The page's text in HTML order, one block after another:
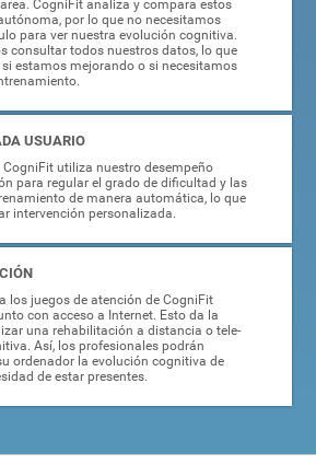
CogniFit analiza y compara estos
por lo que no necesitamos
para ver nuestra evolución cognitiva.
consultar todos nuestros datos, lo que
estamos mejorando o si necesitamos
USUARIO
CogniFit utiliza nuestro desempeño
para regular el grado de dificultad y las
de manera automática, lo que
intervención personalizada.
los juegos de atención de CogniFit
con acceso a Internet. Esto da la
una rehabilitación a distancia o tele-
Así, los profesionales podrán
ordenador la evolución cognitiva de
de estar presentes.